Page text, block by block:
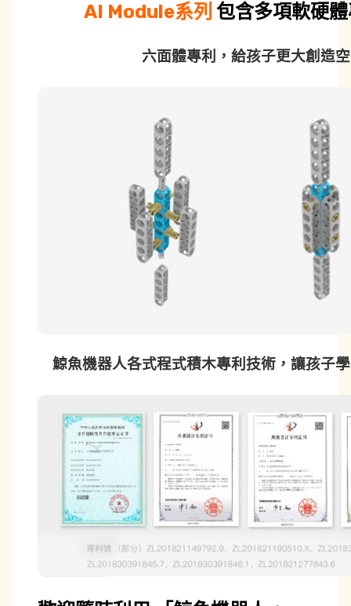
AI Module系列 包含多項軟硬
六面體專利，給孩子更大創造
鯨魚機器人各式程式積木專利技術，讓孩子